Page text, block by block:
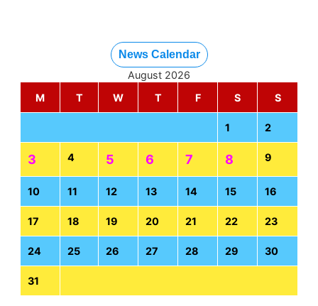
News Calendar
August 2026
M
T W T F S S
1 2
3 4 5 6 7 8 9
10 11 12 13 14 15 16
17 18 19 20 21 22 23
24 25 26 27 28 29 30
31